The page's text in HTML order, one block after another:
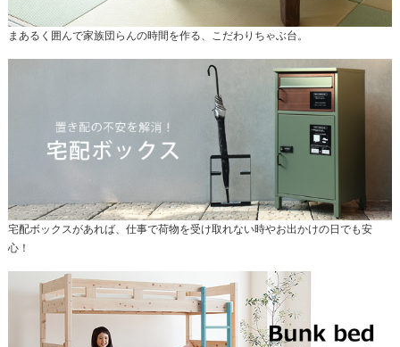
まあるく囲んで家族団らんの時間を作る、こだわりちゃぶ台。
宅配ボックスがあれば、仕事で荷物を受け取れない時やお出かけの日でも安
心！